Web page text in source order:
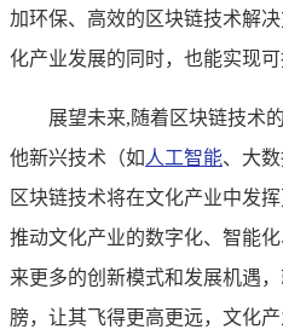
加环保、高效的区块链技术解
化产业发展的同时，也能实现可
展望未来,随着区块链技术
他新兴技术（如 人工智能、大
区块链技术将在文化产业中发
推动文化产业的数字化、智能
来更多的创新模式和发展机遇
膀，让其飞得更高更远，文化